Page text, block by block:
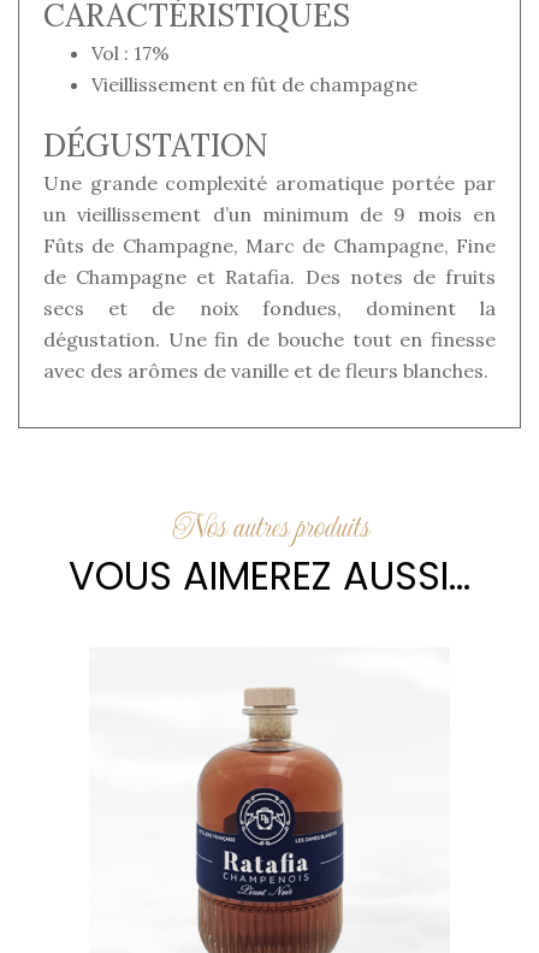
CARACTÉRISTIQUES
Vol : 17%
Vieillissement en fût de champagne
DÉGUSTATION
Une grande complexité aromatique portée par
un vieillissement d’un minimum de 9 mois en
Fûts de Champagne, Marc de Champagne, Fine
de Champagne et Ratafia. Des notes de fruits
secs et de noix fondues, dominent la
dégustation. Une fin de bouche tout en finesse
avec des arômes de vanille et de fleurs blanches.
Nos autres produits
VOUS AIMEREZ AUSSI...